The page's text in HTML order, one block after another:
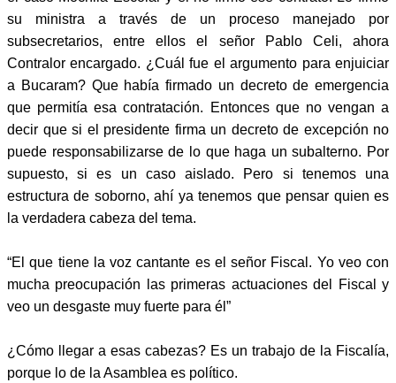
su ministra a través de un proceso manejado por
subsecretarios, entre ellos el señor Pablo Celi, ahora
Contralor encargado. ¿Cuál fue el argumento para enjuiciar
a Bucaram? Que había firmado un decreto de emergencia
que permitía esa contratación. Entonces que no vengan a
decir que si el presidente firma un decreto de excepción no
puede responsabilizarse de lo que haga un subalterno. Por
supuesto, si es un caso aislado. Pero si tenemos una
estructura de soborno, ahí ya tenemos que pensar quien es
la verdadera cabeza del tema.
“El que tiene la voz cantante es el señor Fiscal. Yo veo con
mucha preocupación las primeras actuaciones del Fiscal y
veo un desgaste muy fuerte para él”
¿Cómo llegar a esas cabezas? Es un trabajo de la Fiscalía,
porque lo de la Asamblea es político.